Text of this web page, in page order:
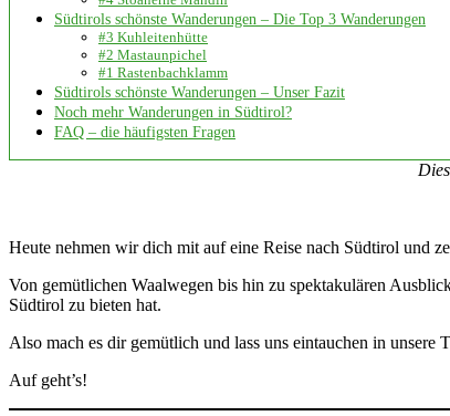
Südtirols schönste Wanderungen – Die Top 3 Wanderungen
#3 Kuhleitenhütte
#2 Mastaunpichel
#1 Rastenbachklamm
Südtirols schönste Wanderungen – Unser Fazit
Noch mehr Wanderungen in Südtirol?
FAQ – die häufigsten Fragen
Heute nehmen wir dich mit auf eine Reise nach Südtirol und
Von gemütlichen Waalwegen bis hin zu spektakulären
Südtirol zu bieten hat.
Also mach es dir gemütlich und lass uns eintauchen in unsere
Auf geht’s!